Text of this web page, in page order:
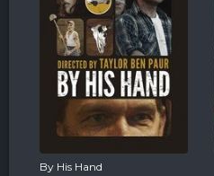
By His Hand